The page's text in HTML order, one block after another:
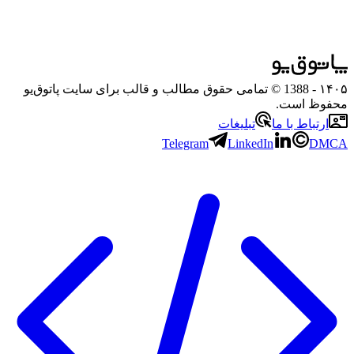
۱۴۰۵
- 1388 © تمامی حقوق مطالب و قالب برای سایت پاتوق‌یو
محفوظ است.
ارتباط با ما
تبلیغات
Telegram
LinkedIn DMCA